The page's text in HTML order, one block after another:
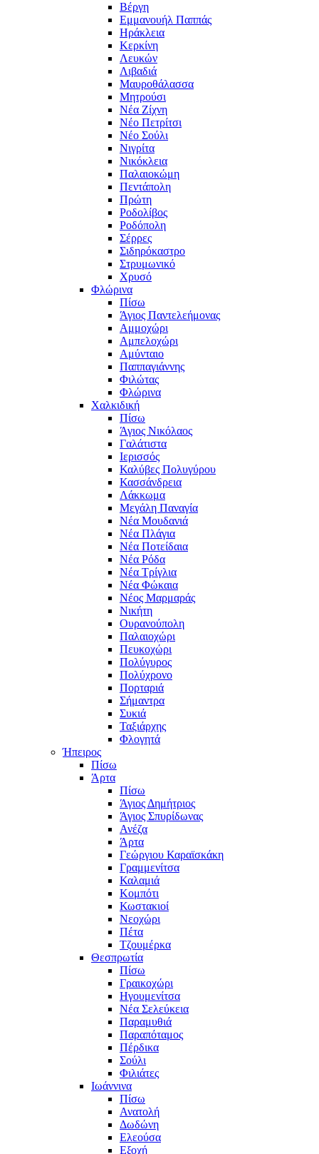
Βέργη
Εμμανουήλ Παππάς
Ηράκλεια
Κερκίνη
Λευκών
Λιβαδιά
Μαυροθάλασσα
Μητρούσι
Νέα Ζίχνη
Νέο Πετρίτσι
Νέο Σούλι
Νιγρίτα
Νικόκλεια
Παλαιοκώμη
Πεντάπολη
Πρώτη
Ροδολίβος
Ροδόπολη
Σέρρες
Σιδηρόκαστρο
Στρυμωνικό
Χρυσό
Φλώρινα
Πίσω
Άγιος Παντελεήμονας
Αμμοχώρι
Αμπελοχώρι
Αμύνταιο
Παππαγιάννης
Φιλώτας
Φλώρινα
Χαλκιδική
Πίσω
Άγιος Νικόλαος
Γαλάτιστα
Ιερισσός
Καλύβες Πολυγύρου
Κασσάνδρεια
Λάκκωμα
Μεγάλη Παναγία
Νέα Μουδανιά
Νέα Πλάγια
Νέα Ποτείδαια
Νέα Ρόδα
Νέα Τρίγλια
Νέα Φώκαια
Νέος Μαρμαράς
Νικήτη
Ουρανούπολη
Παλαιοχώρι
Πευκοχώρι
Πολύγυρος
Πολύχρονο
Πορταριά
Σήμαντρα
Συκιά
Ταξιάρχης
Φλογητά
Ήπειρος
Πίσω
Άρτα
Πίσω
Άγιος Δημήτριος
Άγιος Σπυρίδωνας
Ανέζα
Άρτα
Γεώργιου Καραϊσκάκη
Γραμμενίτσα
Καλαμιά
Κομπότι
Κωστακιοί
Νεοχώρι
Πέτα
Τζουμέρκα
Θεσπρωτία
Πίσω
Γραικοχώρι
Ηγουμενίτσα
Νέα Σελεύκεια
Παραμυθιά
Παραπόταμος
Πέρδικα
Σούλι
Φιλιάτες
Ιωάννινα
Πίσω
Ανατολή
Δωδώνη
Ελεούσα
Εξοχή